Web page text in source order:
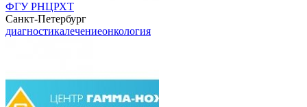
ФГУ РНЦРХТ
Санкт-Петербург
диагностикалечениеонкология